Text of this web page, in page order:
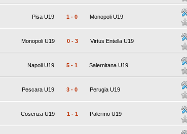
Pisa U19 1 - 0 Monopoli U19
Monopoli U19 0 - 3 Virtus Entella U19
Napoli U19 5 - 1 Salernitana U19
Pescara U19 3 - 0 Perugia U19
Cosenza U19 1 - 1 Palermo U19